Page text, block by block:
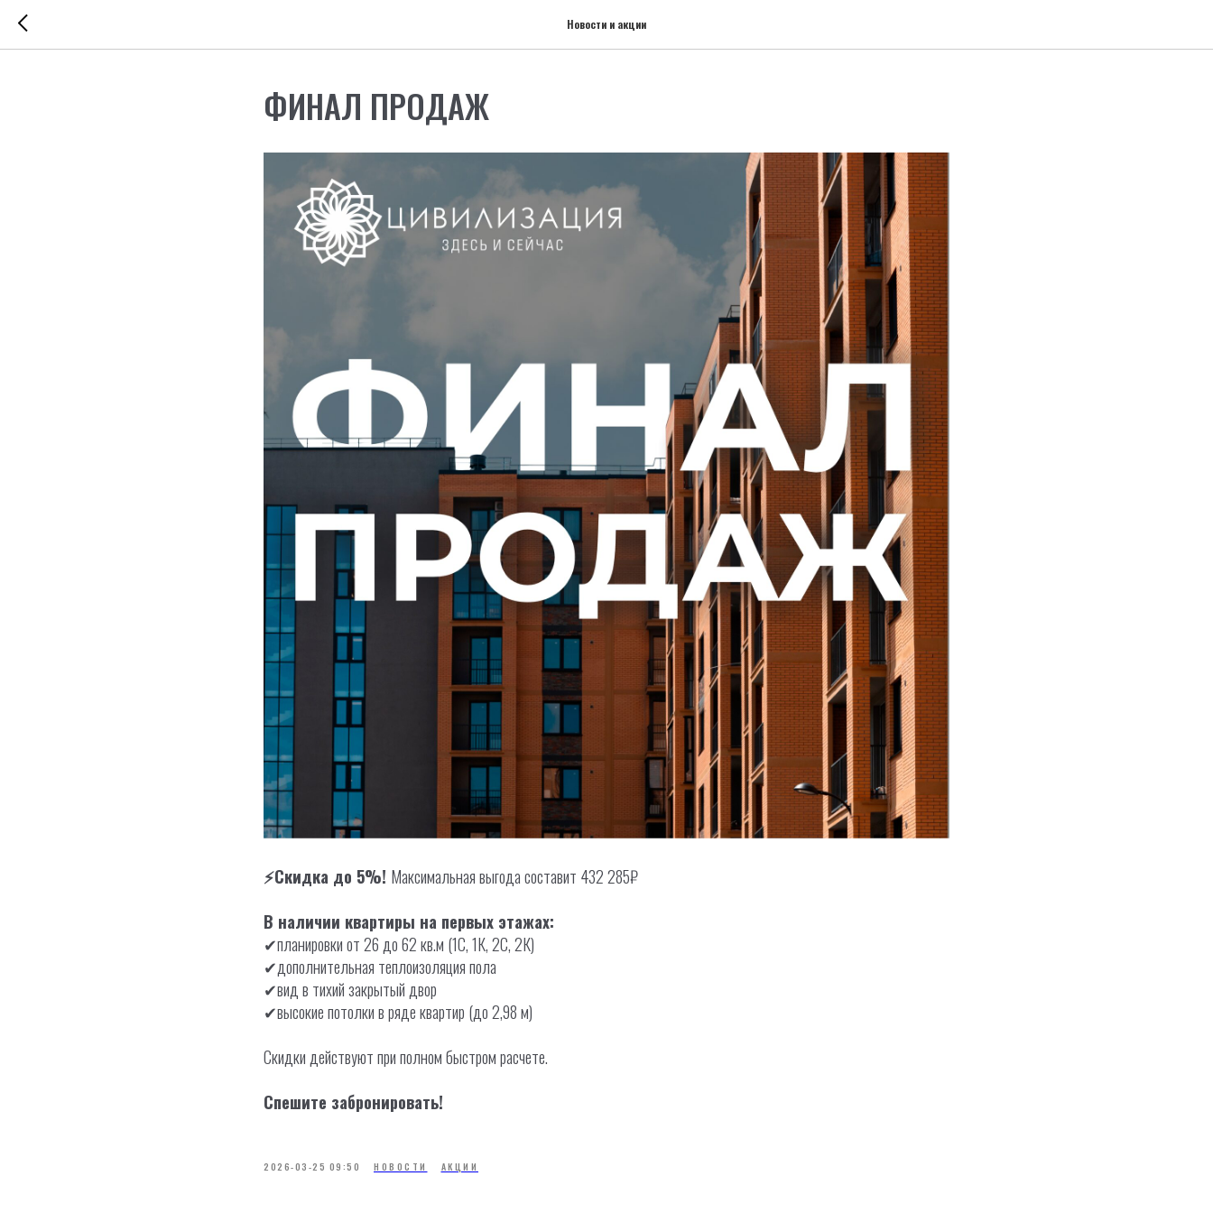
Новости и акции
ФИНАЛ ПРОДАЖ
⚡Скидка до 5%! Максимальная выгода составит 432 285₽
В наличии квартиры на первых этажах:
✔планировки от 26 до 62 кв.м (1С, 1К, 2С, 2К)
✔дополнительная теплоизоляция пола
✔вид в тихий закрытый двор
✔высокие потолки в ряде квартир (до 2,98 м)
Скидки действуют при полном быстром расчете.
Спешите забронировать!
2026-03-25 09:50 НОВОСТИ АКЦИИ